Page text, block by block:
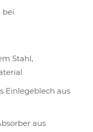
bei
Stahl,
Einlegeblech aus
aus